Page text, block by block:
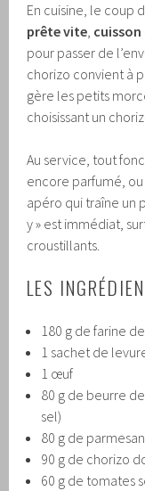
En cuisine, le coup
prête vite,
pour passer de
chorizo convient à
gère les petits
choisissant un
Au service, tout
encore parfumé, ou
apéro qui traîne un
y » est immédiat,
croustillants.
LES
180 g de farine
1 sachet de
1 œuf
80 g de beurre
sel)
80 g de
90 g de chorizo
60 g de tomates